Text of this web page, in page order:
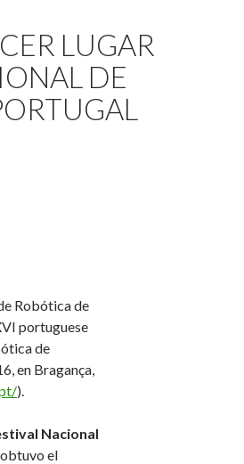
LUGAR
DE
Robótica de
portuguese
de
en Bragança,
).
Nacional
el